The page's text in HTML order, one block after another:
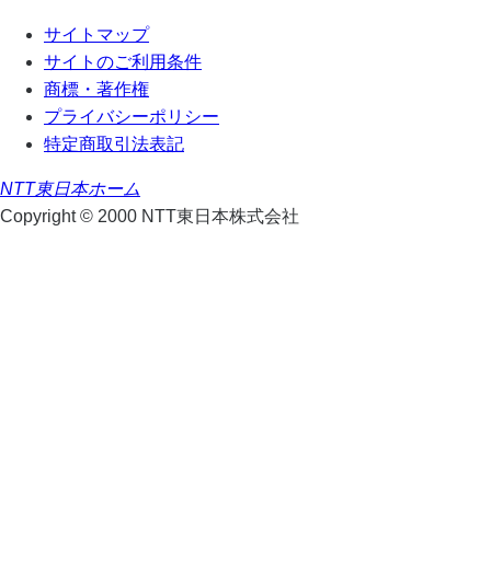
サイトマップ
サイトのご利用条件
商標・著作権
プライバシーポリシー
特定商取引法表記
NTT東日本ホーム
Copyright © 2000 NTT東日本株式会社